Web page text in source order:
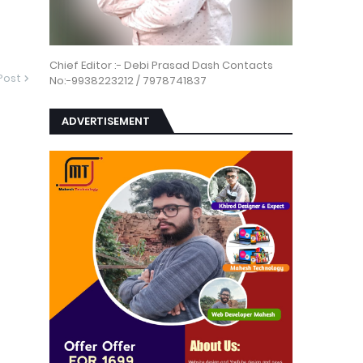
Chief Editor :- Debi Prasad Dash Contacts
No:-9938223212 / 7978741837
ADVERTISEMENT